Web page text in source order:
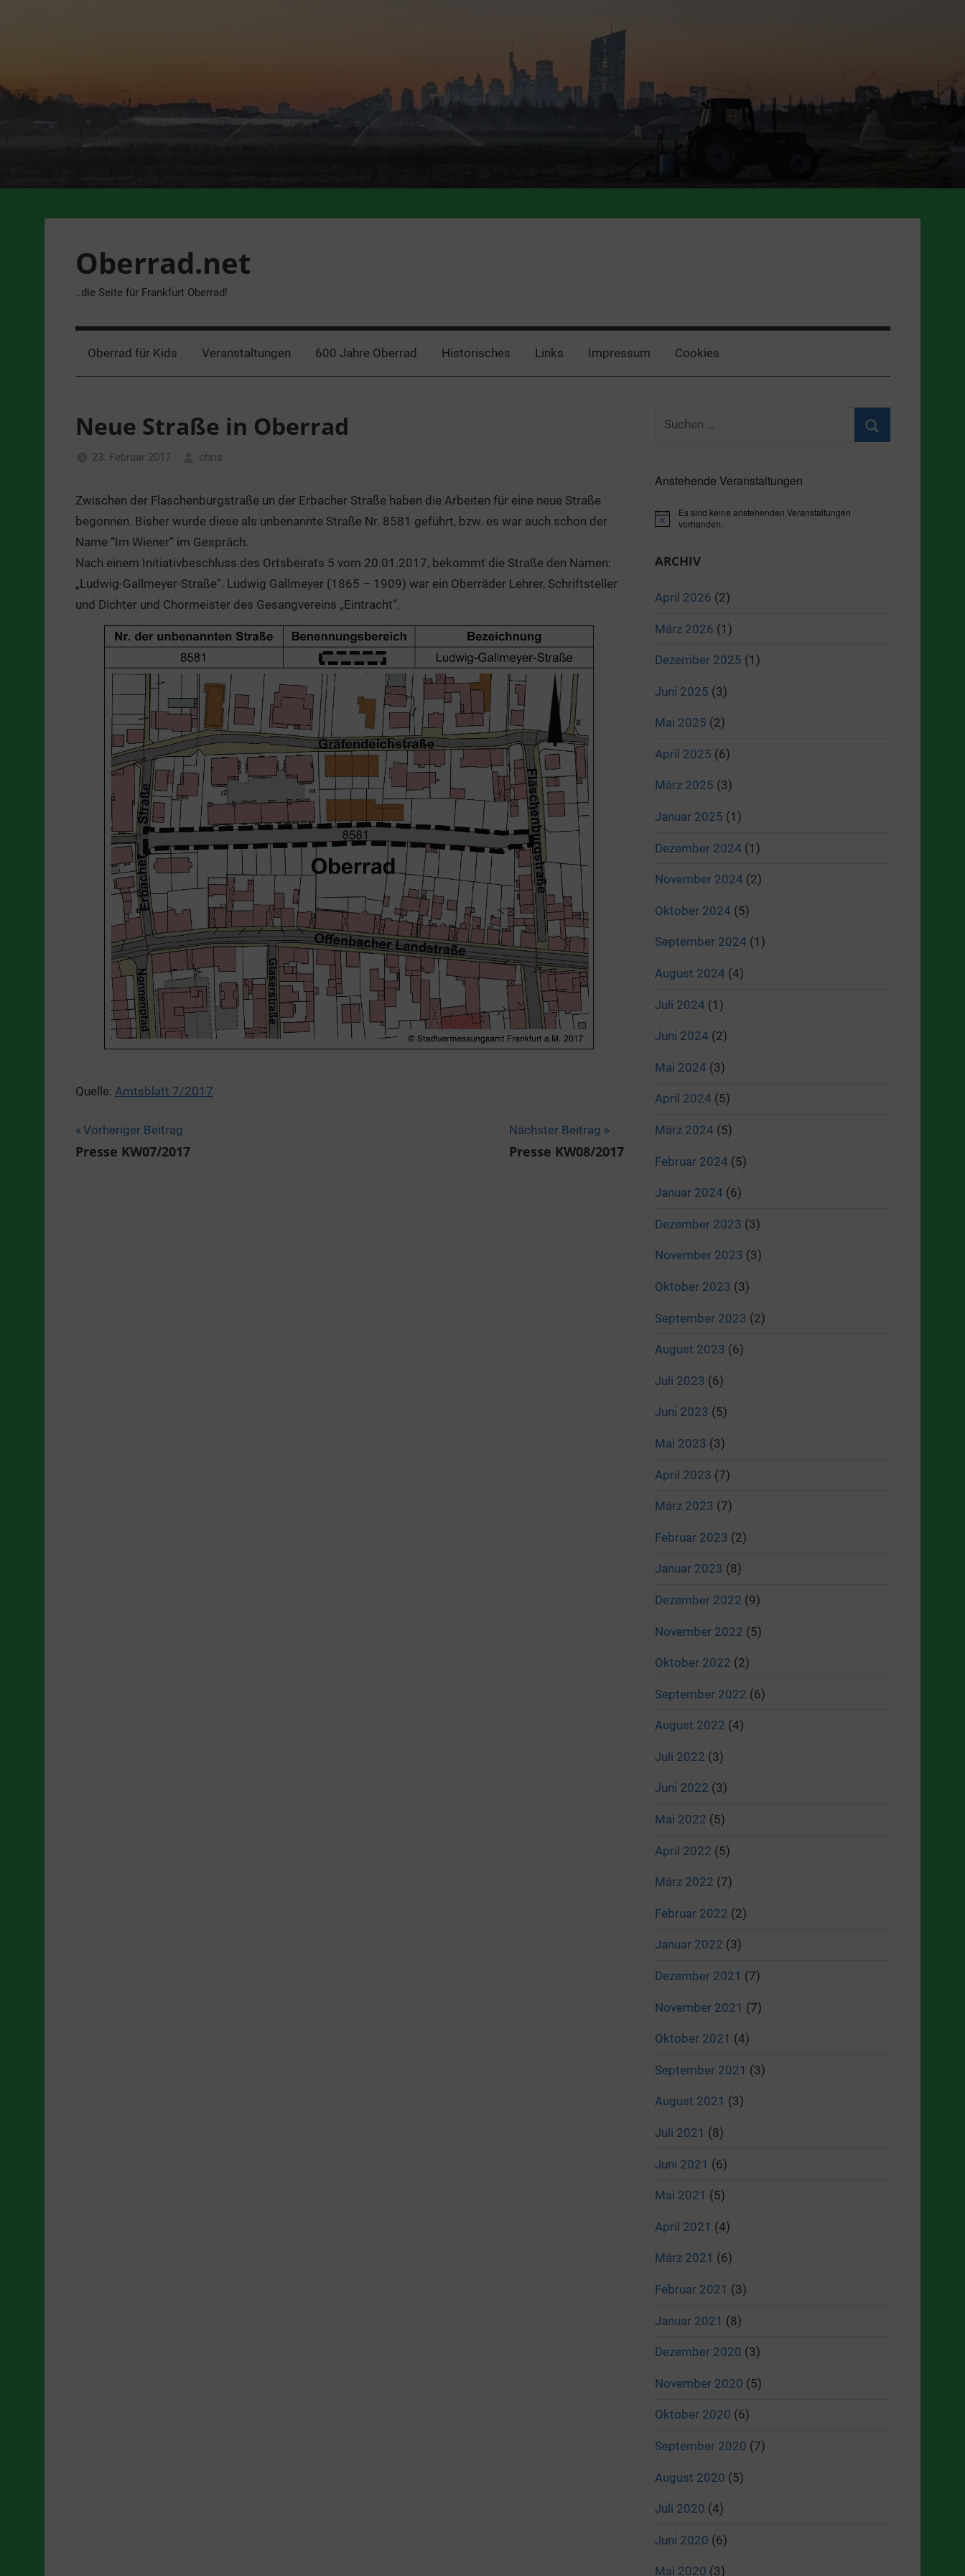
Oberrad.net
..die Seite für Frankfurt Oberrad!
Oberrad für Kids Veranstaltungen 600 Jahre Oberrad Historisches Links Impressum Cookies
Neue Straße in Oberrad
23. Februar 2017
chris
Zwischen der Flaschenburgstraße un der Erbacher Straße haben die Arbeiten für eine neue Straße
begonnen. Bisher wurde diese als unbenannte Straße Nr. 8581 geführt, bzw. es war auch schon der
Name “Im Wiener” im Gespräch.
Nach einem Initiativbeschluss des Ortsbeirats 5 vom 20.01.2017, bekommt die Straße den Namen:
„Ludwig-Gallmeyer-Straße“. Ludwig Gallmeyer (1865 – 1909) war ein Oberräder Lehrer, Schriftsteller
und Dichter und Chormeister des Gesangvereins „Eintracht“.
Quelle: Amtsblatt 7/2017
Beitragsnavigation
Vorheriger Beitrag
Presse KW07/2017
Nächster Beitrag
Presse KW08/2017
Suchen
Anstehende Veranstaltungen
Hinweis
Es sind keine anstehenden Veranstaltungen
vorhanden.
ARCHIV
April 2026 (2)
März 2026 (1)
Dezember 2025 (1)
Juni 2025 (3)
Mai 2025 (2)
April 2025 (6)
März 2025 (3)
Januar 2025 (1)
Dezember 2024 (1)
November 2024 (2)
Oktober 2024 (5)
September 2024 (1)
August 2024 (4)
Juli 2024 (1)
Juni 2024 (2)
Mai 2024 (3)
April 2024 (5)
März 2024 (5)
Februar 2024 (5)
Januar 2024 (6)
Dezember 2023 (3)
November 2023 (3)
Oktober 2023 (3)
September 2023 (2)
August 2023 (6)
Juli 2023 (6)
Juni 2023 (5)
Mai 2023 (3)
April 2023 (7)
März 2023 (7)
Februar 2023 (2)
Januar 2023 (8)
Dezember 2022 (9)
November 2022 (5)
Oktober 2022 (2)
September 2022 (6)
August 2022 (4)
Juli 2022 (3)
Juni 2022 (3)
Mai 2022 (5)
April 2022 (5)
März 2022 (7)
Februar 2022 (2)
Januar 2022 (3)
Dezember 2021 (7)
November 2021 (7)
Oktober 2021 (4)
September 2021 (3)
August 2021 (3)
Juli 2021 (8)
Juni 2021 (6)
Mai 2021 (5)
April 2021 (4)
März 2021 (6)
Februar 2021 (3)
Januar 2021 (8)
Dezember 2020 (3)
November 2020 (5)
Oktober 2020 (6)
September 2020 (7)
August 2020 (5)
Juli 2020 (4)
Juni 2020 (6)
Mai 2020 (3)